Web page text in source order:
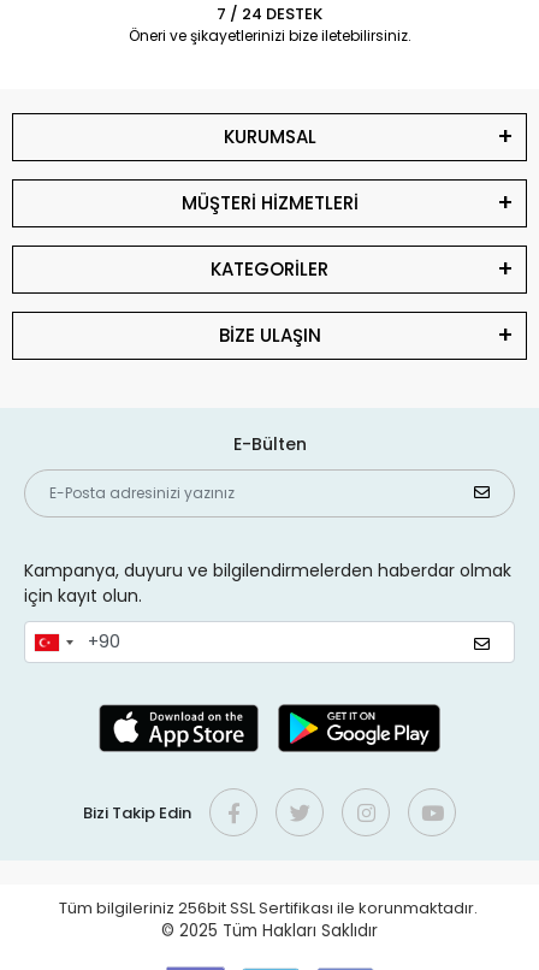
7 / 24 DESTEK
Öneri ve şikayetlerinizi bize iletebilirsiniz.
KURUMSAL
MÜŞTERİ HİZMETLERİ
KATEGORİLER
BİZE ULAŞIN
E-Bülten
Kampanya, duyuru ve bilgilendirmelerden haberdar olmak
için kayıt olun.
Bizi Takip Edin
Tüm bilgileriniz 256bit SSL Sertifikası ile korunmaktadır.
© 2025 Tüm Hakları Saklıdır